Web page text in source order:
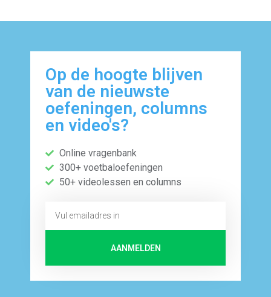
Op de hoogte blijven
van de nieuwste
oefeningen, columns
en video's?
Online vragenbank
300+ voetbaloefeningen
50+ videolessen en columns
AANMELDEN